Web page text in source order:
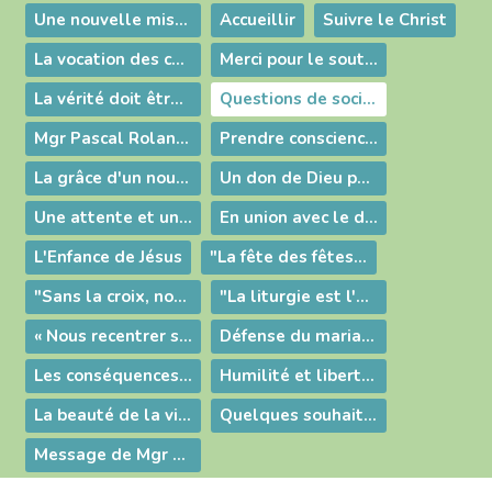
Une nouvelle mission...
Accueillir
Suivre le Christ
La vocation des chrétiens : un service rendu à toute l'humanité !
Merci pour le soutien de votre estime fraternelle !
La vérité doit être proclamée
Questions de société : l'espérance pour tous !
Mgr Pascal Roland sur KTO
Prendre conscience de notre mission : l'Evangélisation !
La grâce d'un nouveau pape
Un don de Dieu pour notre temps
Une attente et un combat
En union avec le diocèse de Moulins
L'Enfance de Jésus
"La fête des fêtes, célébration de notre salut"
"Sans la croix, nous ne sommes pas des disciples du Seigneur"
"La liturgie est l'action de Dieu dans notre présent"
« Nous recentrer sur la personne du Christ »
Défense du mariage et de la famille
Les conséquences liturgiques de la renonciation du pape
Humilité et liberté d'esprit
La beauté de la vie consacrée
Quelques souhaits pour 2013
Message de Mgr Roland sur le mariage